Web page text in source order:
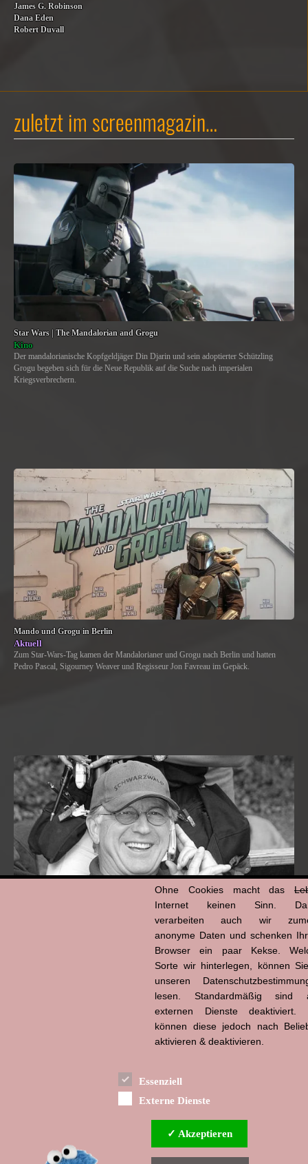
James G. Robinson
Dana Eden
Robert Duvall
zuletzt im screenmagazin…
Star Wars | The Mandalorian and Grogu
Kino
Der mandalorianische Kopfgeldjäger Din Djarin und sein adoptierter Schützling
Grogu begeben sich für die Neue Republik auf die Suche nach imperialen
Kriegsverbrechern.
Mando und Grogu in Berlin
Aktuell
Zum Star-Wars-Tag kamen der Mandalorianer und Grogu nach Berlin und hatten
Pedro Pascal, Sigourney Weaver und Regisseur Jon Favreau im Gepäck.
Ohne Cookies macht das
Internet keinen Sinn.
verarbeiten auch wir
anonyme Daten und schenken
Browser ein paar Kekse.
Sorte wir hinterlegen, können
unseren
lesen. Standardmäßig sind
externen Dienste deaktiviert.
können diese jedoch nach
aktivieren & deaktivieren.
Essenziell
Externe Dienste
✓ Akzeptieren